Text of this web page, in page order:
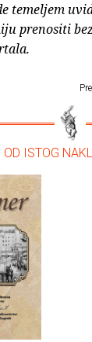
temeljem
prenositi
OD ISTOG